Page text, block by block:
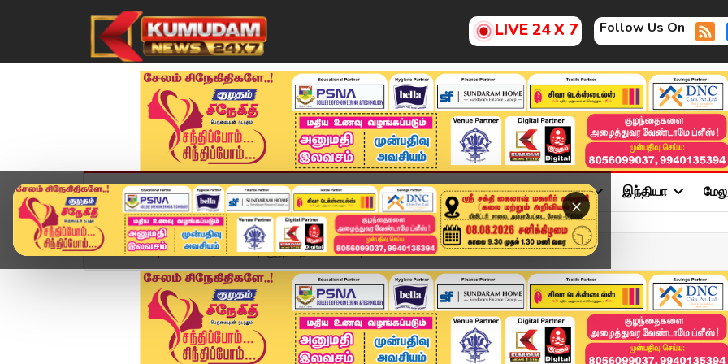
LIVE 24 X 7 Follow Us On
×
முகப்பு விளையாட்டு அண்மை தமிழ்நாடு சினிமா அரசியல் விளையாட்டு இந்தியா
Home வீடியோ ஸ்டோரி சுட்டி குழந்தையான STR | Kumudam News